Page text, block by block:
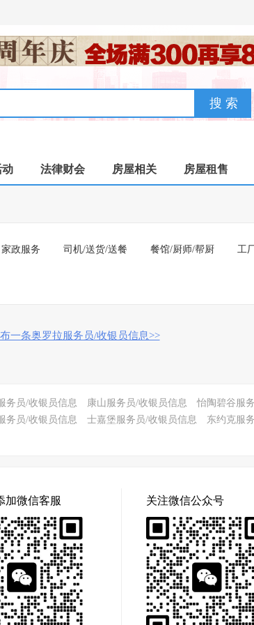
动 法律财会 房屋相关 房屋租售
家政服务 司机/送货/送餐 餐馆/厨师/帮厨 工
一条奥罗拉服务员/收银员信息>>
务员/收银员信息 康山服务员/收银员信息 怡陶碧谷服
务员/收银员信息 士嘉堡服务员/收银员信息 东约克服
加微信客服 关注微信公众号